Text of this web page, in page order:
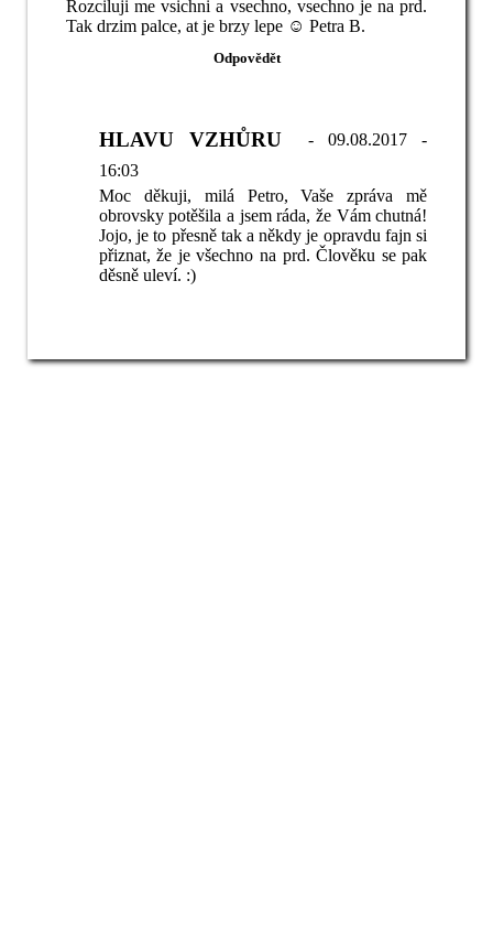
Rozciluji me vsichni a vsechno, vsechno je na prd.
Tak drzim palce, at je brzy lepe ☺ Petra B.
HLAVU VZHŮRU
- 09.08.2017 -
16:03
Moc děkuji, milá Petro, Vaše zpráva mě
obrovsky potěšila a jsem ráda, že Vám chutná!
Jojo, je to přesně tak a někdy je opravdu fajn si
přiznat, že je všechno na prd. Člověku se pak
děsně uleví. :)